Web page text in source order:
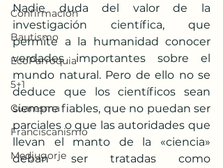
Confirmación
Bautismo
EcoParroquia
5+1
Cuaresma
Franciscanismo
Medjugorje
Nadie duda del valor de la
investigación científica, que
permite a la humanidad conocer
verdades importantes sobre el
mundo natural. Pero de ello no se
deduce que los científicos sean
siempre fiables, que no puedan ser
parciales o que las autoridades que
llevan el manto de la «ciencia»
deban ser tratadas como